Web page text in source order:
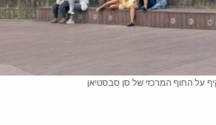
על החוף המרכזי של סן סבסטיאן